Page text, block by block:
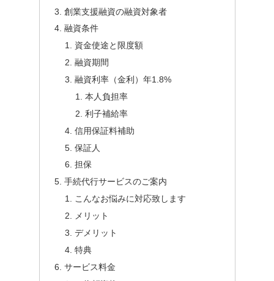
創業支援融資の融資対象者
融資条件
資金使途と限度額
融資期間
融資利率（金利）年1.8%
本人負担率
利子補給率
信用保証料補助
保証人
担保
手続代行サービスのご案内
こんなお悩みに対応致します
メリット
デメリット
特典
サービス料金